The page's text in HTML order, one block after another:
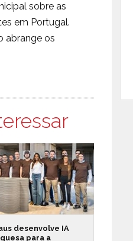
sobre as
em Portugal.
abrange os
desenvolve IA
para a